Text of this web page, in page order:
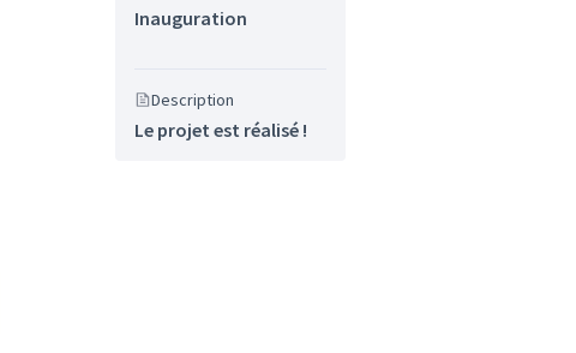
Inauguration
Description
Le projet est réalisé !